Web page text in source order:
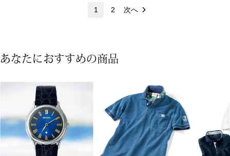
帽子
マフラー／ス
1 2 次へ
あなたにおすすめの商品